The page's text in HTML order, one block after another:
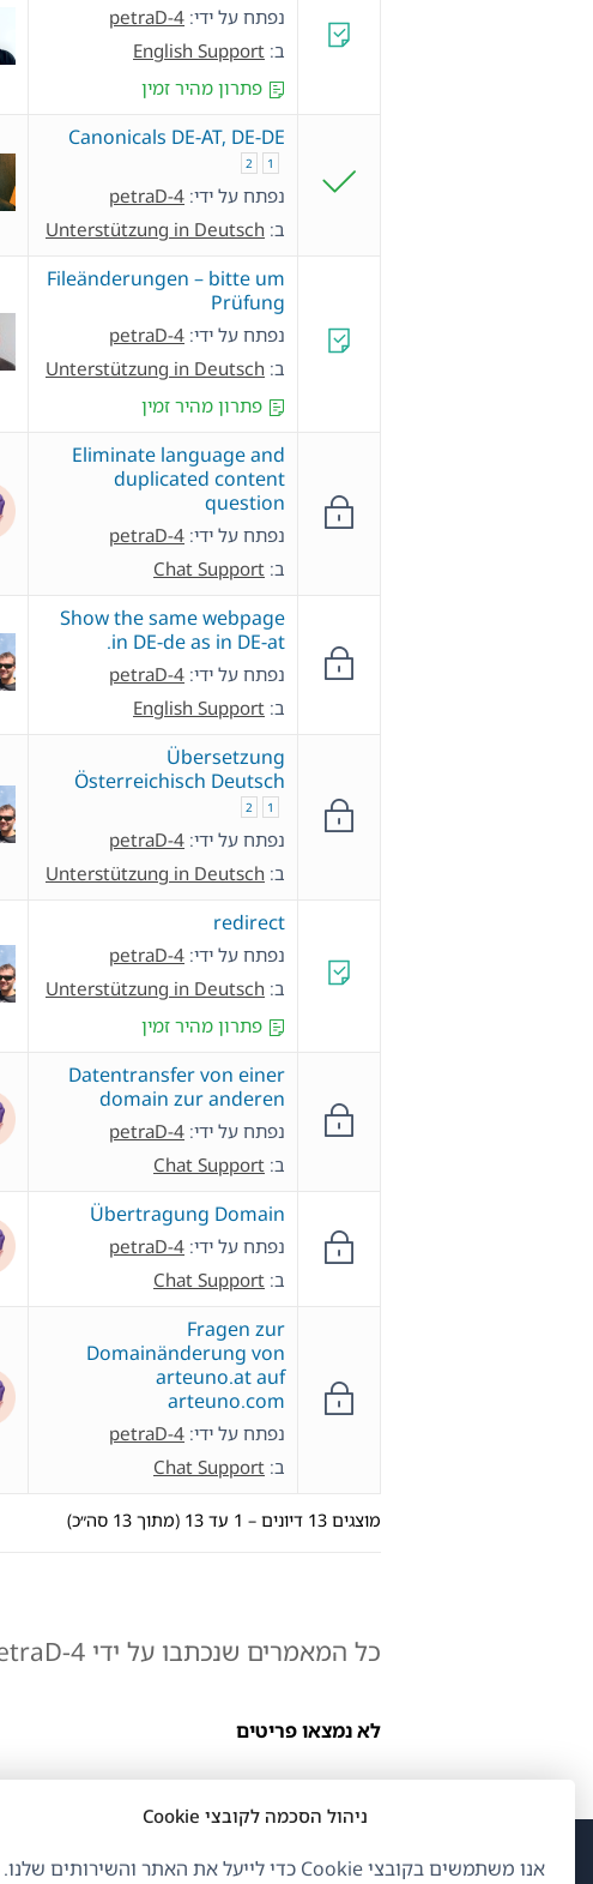
ניהול הסכמה לקובצי Cookie
אנו משתמשים בקובצי Cookie כדי לייעל את האתר והשירותים שלנו.
נפתח על ידי: petraD-4
ב: English Support
פתרון מהיר זמין
Canonicals DE-AT, DE-DE
1
2
נפתח על ידי: petraD-4
ב: Unterstützung in Deutsch
Fileänderungen – bitte um
Prüfung
נפתח על ידי: petraD-4
ב: Unterstützung in Deutsch
פתרון מהיר זמין
Eliminate language and
duplicated content
question
נפתח על ידי: petraD-4
ב: Chat Support
Show the same webpage
in DE-de as in DE-at.
נפתח על ידי: petraD-4
ב: English Support
Übersetzung
Österreichisch Deutsch
1
2
נפתח על ידי: petraD-4
ב: Unterstützung in Deutsch
redirect
נפתח על ידי: petraD-4
ב: Unterstützung in Deutsch
פתרון מהיר זמין
Datentransfer von einer
domain zur anderen
נפתח על ידי: petraD-4
ב: Chat Support
Übertragung Domain
נפתח על ידי: petraD-4
ב: Chat Support
Fragen zur
Domainänderung von
arteuno.at auf
arteuno.com
נפתח על ידי: petraD-4
ב: Chat Support
מוצגים 13 דיונים – 1 עד 13 (מתוך 13 סה״כ)
כל המאמרים שנכתבו על ידי petraD-4:
לא נמצאו פריטים